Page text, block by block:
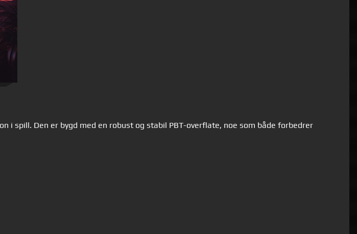
i spill. Den er bygd med en robust og stabil PBT-overflate, noe som både forbedrer